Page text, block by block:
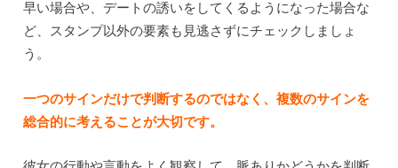
早い場合や、デートの誘いをしてくるようになった場合な
ど、スタンプ以外の要素も見逃さずにチェックしましょ
う。
一つのサインだけで判断するのではなく、複数のサインを
総合的に考えることが大切です。